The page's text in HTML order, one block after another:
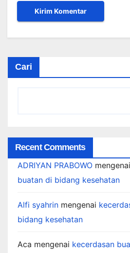
Cari
Recent Comments
ADRIYAN PRABOWO mengenai
buatan di bidang kesehatan
Alfi syahrin mengenai
bidang kesehatan
Aca mengenai kecerdasan